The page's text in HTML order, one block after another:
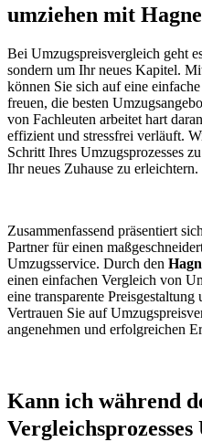
umziehen mit
Bei Umzugspreisvergleich geht
sondern um Ihr neues Kapitel.
können Sie sich auf eine
freuen, die besten
von Fachleuten arbeitet hart
effizient und stressfrei verläuft.
Schritt Ihres Umzugsprozesses
Ihr neues Zuhause zu erleichtern.
Zusammenfassend präsentiert
Partner für einen
Umzugsservice. Durch den
einen einfachen Vergleich von
eine transparente
Vertrauen Sie auf
angenehmen und erfolgreichen
Kann ich während